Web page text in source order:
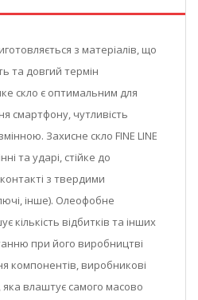
з матеріалів, що
та довгий термін
скло є оптимальним для
смартфону, чутливість
Захисне скло FINE LINE
та ударі, стійке до
з твердими
інше). Олеофобне
кількість відбитків та інших
при його виробництві
компонентів, виробникові
яка влаштує самого масово